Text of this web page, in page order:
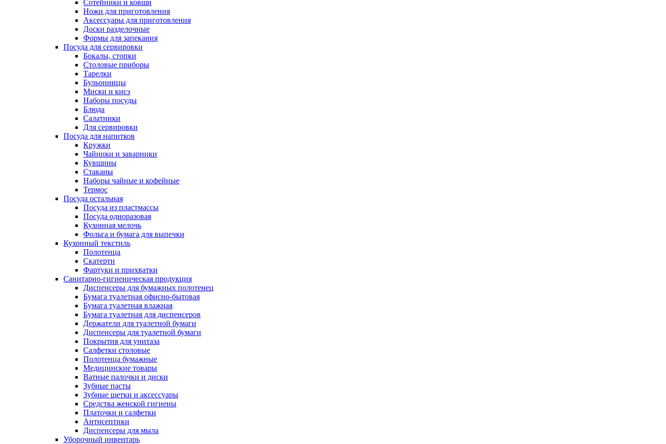
Сотейники и ковши
Ножи для приготовления
Аксессуары для приготовления
Доски разделочные
Формы для запекания
Посуда для сервировки
Бокалы, стопки
Столовые приборы
Тарелки
Бульонницы
Миски и кисэ
Наборы посуды
Блюда
Салатники
Для сервировки
Посуда для напитков
Кружки
Чайники и заварники
Кувшины
Стаканы
Наборы чайные и кофейные
Термос
Посуда остальная
Посуда из пластмассы
Посуда одноразовая
Кухонная мелочь
Фольга и бумага для выпечки
Кухонный текстиль
Полотенца
Скатерти
Фартуки и прихватки
Санитарно-гигиеническая продукция
Диспенсеры для бумажных полотенец
Бумага туалетная офисно-бытовая
Бумага туалетная влажная
Бумага туалетная для диспенсеров
Держатели для туалетной бумаги
Диспенсеры для туалетной бумаги
Покрытия для унитаза
Салфетки столовые
Полотенца бумажные
Медицинские товары
Ватные палочки и диски
Зубные пасты
Зубные щетки и аксессуары
Средства женской гигиены
Платочки и салфетки
Антисептики
Диспенсеры для мыла
Уборочный инвентарь